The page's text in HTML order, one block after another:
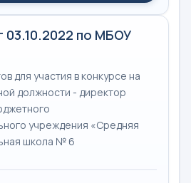
03.10.2022 по МБОУ
для участия в конкурсе на
должности - директор
учреждения «Средняя
школа № 6